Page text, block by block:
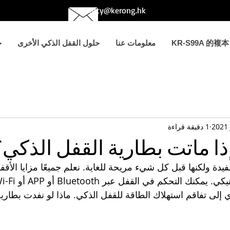
betty@kerong.hk
حلول القفل الذكي الأخرى معلومات عنا KR-S99A 的複本
ماتت بطارية القفل
1 دقيقة قراءة
ولكنها قبل كل شيء مريحة للغاية. نعلم جميعًا مزايا
تفاقم استهلاك الطاقة للقفل الذكي. ماذا لو نفدت